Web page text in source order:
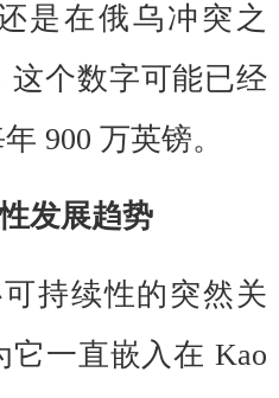
是在俄乌冲突之
这个数字可能已经
900 万英镑。
发展趋势
持续性的突然关
一直嵌入在 Kao